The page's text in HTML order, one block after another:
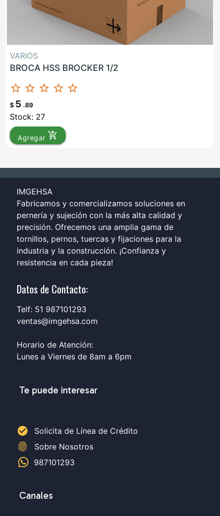
VARIOS
BROCA HSS BROCKER 1/2
star_border star_border star_border star_border star_border
$ 5 .89
Stock: 27
Agregar add_shopping_cart
IMGEHSA
Fabricamos y comercializamos soluciones en
pernería y sujeción con la más alta calidad y
precisión. Ofrecemos una amplia gama de
tornillos, pernos, tuercas y fijaciones para la
industria y la construcción. ¡Confianza y
resistencia en cada pieza!
Datos de Contacto:
Telf: 51 987101293
ventas@imgehsa.com
Horario de Atención:
Lunes a Viernes de 8am a 6pm
Te puede interesar
check_circle Solicita de Línea de Crédito
fingerprint
Sobre Nosotros
987101293
Canales